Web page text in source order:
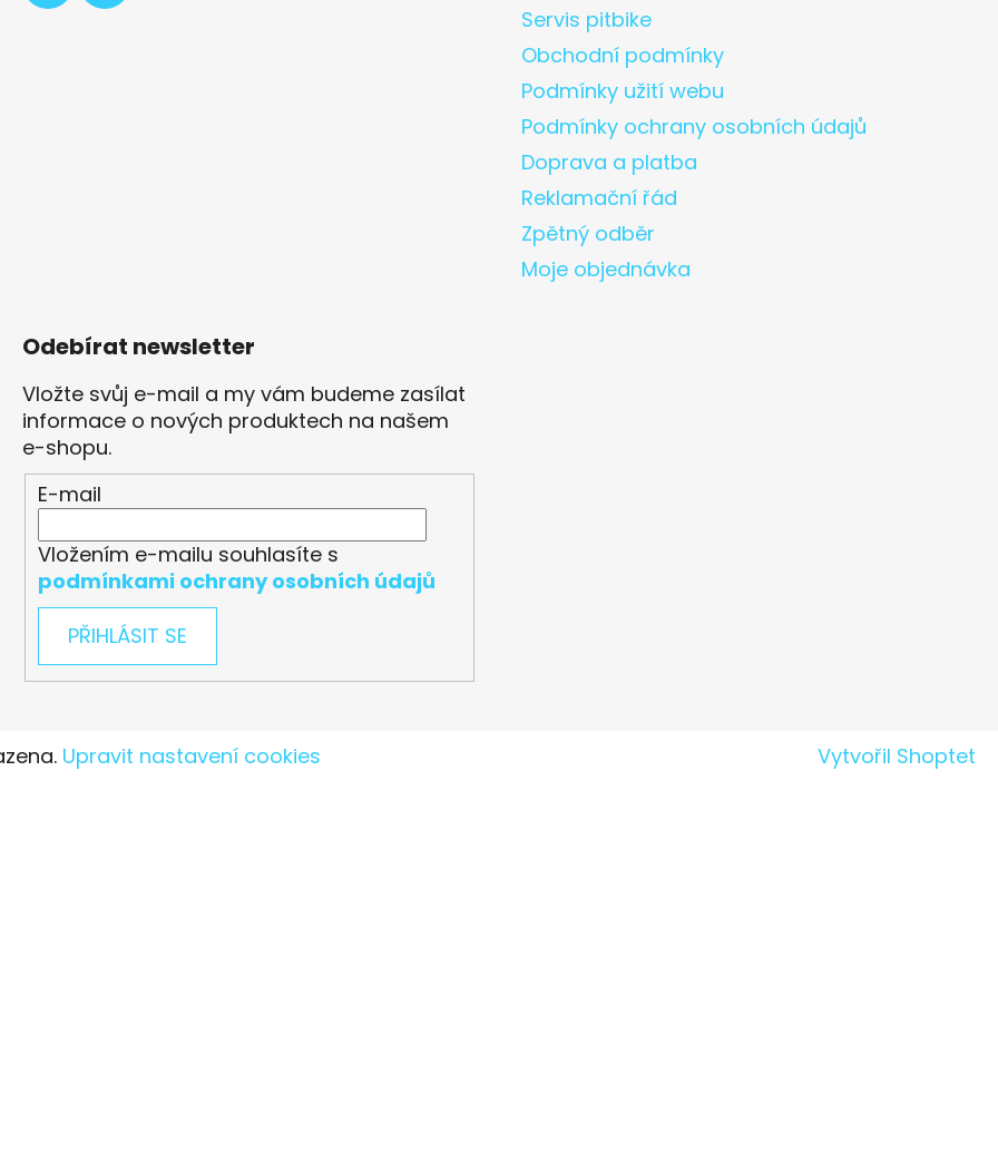
Servis pitbike
Obchodní podmínky
Podmínky užití webu
Podmínky ochrany osobních údajů
Doprava a platba
Reklamační řád
Zpětný odběr
Moje objednávka
Odebírat newsletter
Vložte svůj e-mail a my vám budeme zasílat
informace o nových produktech na našem
e-shopu.
E-mail
Vložením e-mailu souhlasíte s
podmínkami ochrany osobních údajů
PŘIHLÁSIT SE
Vytvořil Shoptet
Upravit nastavení cookies